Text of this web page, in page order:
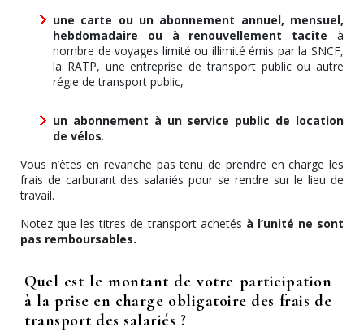
une carte ou un abonnement annuel, mensuel,
hebdomadaire
ou à renouvellement tacite à
nombre de voyages limité ou illimité émis par la SNCF,
la RATP, une entreprise de transport public ou autre
régie de transport public,
un abonnement à un service public de location
de vélos.
Vous n’êtes en revanche pas tenu de prendre en charge les
frais de carburant des salariés pour se rendre sur le lieu de
travail.
Notez que les titres de transport achetés à l’unité ne sont
pas remboursables.
Quel est le montant de votre participation
à la prise en charge obligatoire des frais de
transport des salariés ?